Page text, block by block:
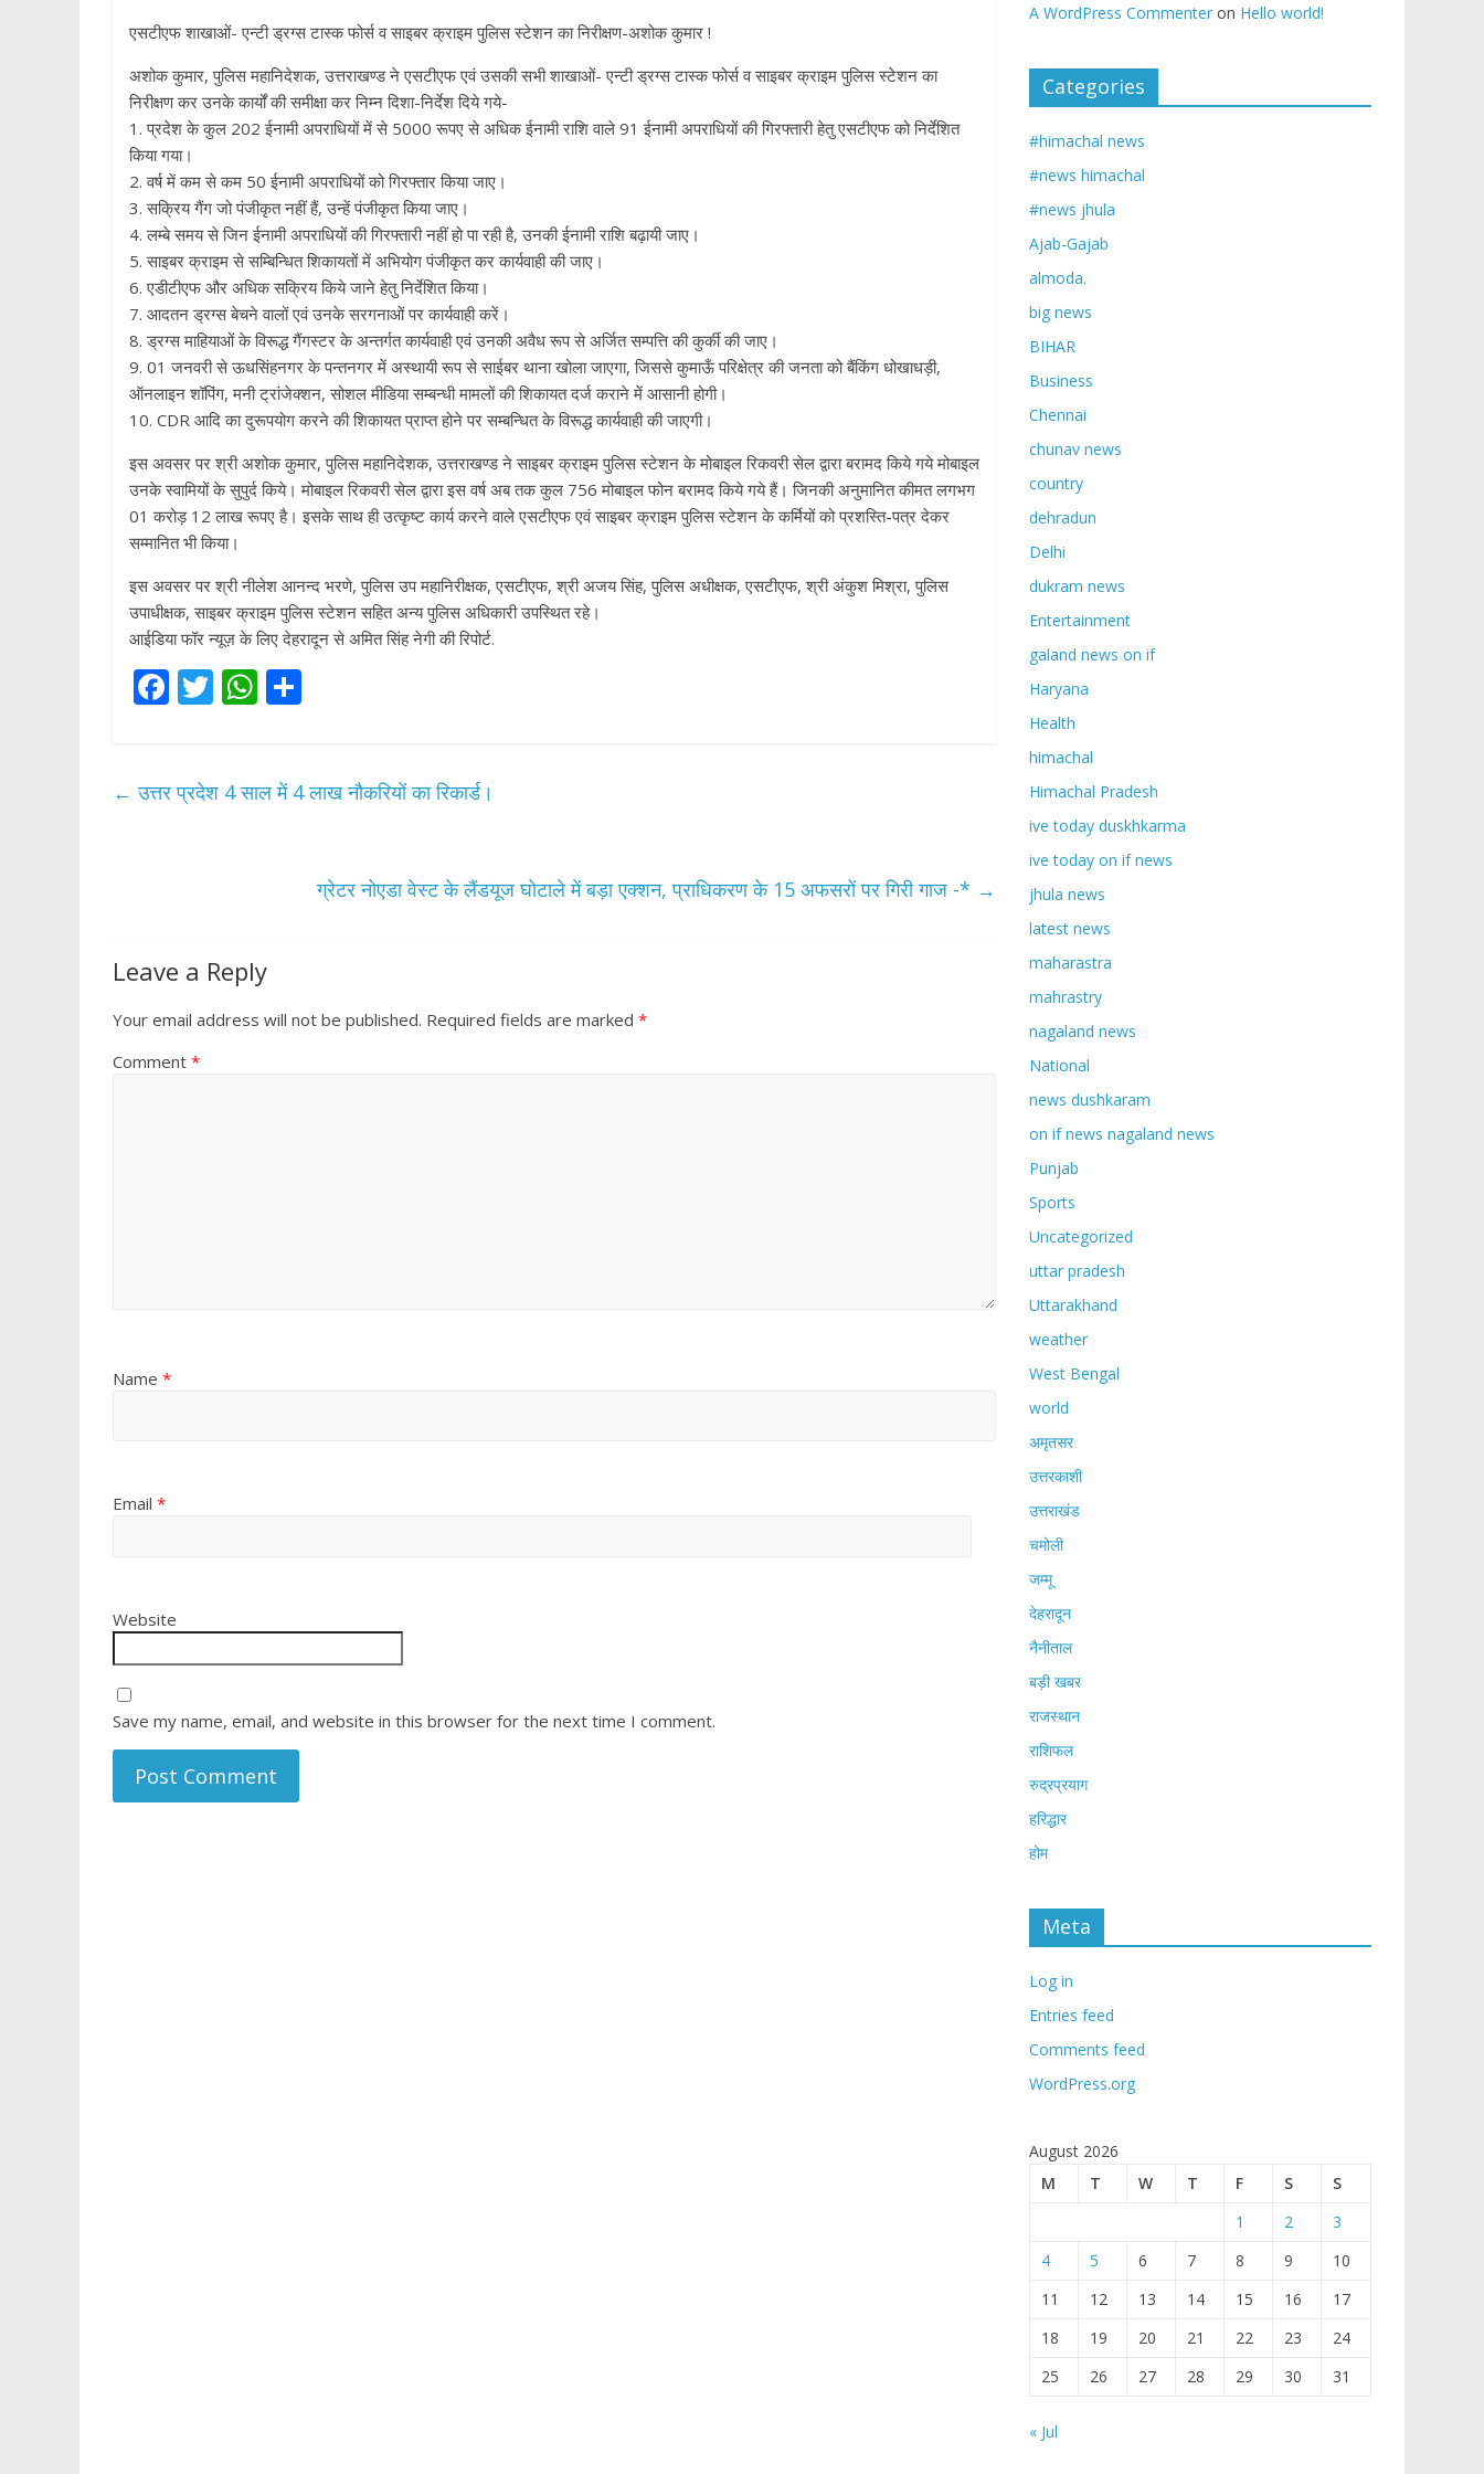
एसटीएफ शाखाओं- एन्टी ड्रग्स टास्क फोर्स व साइबर क्राइम पुलिस स्टेशन का निरीक्षण-अशोक कुमार !
अशोक कुमार, पुलिस महानिदेशक, उत्तराखण्ड ने एसटीएफ एवं उसकी सभी शाखाओं- एन्टी ड्रग्स टास्क फोर्स व साइबर क्राइम पुलिस स्टेशन का
निरीक्षण कर उनके कार्यों की समीक्षा कर निम्न दिशा-निर्देश दिये गये-
1. प्रदेश के कुल 202 ईनामी अपराधियों में से 5000 रूपए से अधिक ईनामी राशि वाले 91 ईनामी अपराधियों की गिरफ्तारी हेतु एसटीएफ को निर्देशित
किया गया।
2. वर्ष में कम से कम 50 ईनामी अपराधियों को गिरफ्तार किया जाए।
3. सक्रिय गैंग जो पंजीकृत नहीं हैं, उन्हें पंजीकृत किया जाए।
4. लम्बे समय से जिन ईनामी अपराधियों की गिरफ्तारी नहीं हो पा रही है, उनकी ईनामी राशि बढ़ायी जाए।
5. साइबर क्राइम से सम्बिन्धित शिकायतों में अभियोग पंजीकृत कर कार्यवाही की जाए।
6. एडीटीएफ और अधिक सक्रिय किये जाने हेतु निर्देशित किया।
7. आदतन ड्रग्स बेचने वालों एवं उनके सरगनाओं पर कार्यवाही करें।
8. ड्रग्स माहियाओं के विरूद्ध गैंगस्टर के अन्तर्गत कार्यवाही एवं उनकी अवैध रूप से अर्जित सम्पत्ति की कुर्की की जाए।
9. 01 जनवरी से ऊधसिंहनगर के पन्तनगर में अस्थायी रूप से साईबर थाना खोला जाएगा, जिससे कुमाऊँ परिक्षेत्र की जनता को बैंकिंग धोखाधड़ी,
ऑनलाइन शॉपिंग, मनी ट्रांजेक्शन, सोशल मीडिया सम्बन्धी मामलों की शिकायत दर्ज कराने में आसानी होगी।
10. CDR आदि का दुरूपयोग करने की शिकायत प्राप्त होने पर सम्बन्धित के विरूद्ध कार्यवाही की जाएगी।
इस अवसर पर श्री अशोक कुमार, पुलिस महानिदेशक, उत्तराखण्ड ने साइबर क्राइम पुलिस स्टेशन के मोबाइल रिकवरी सेल द्वारा बरामद किये गये मोबाइल
उनके स्वामियों के सुपुर्द किये। मोबाइल रिकवरी सेल द्वारा इस वर्ष अब तक कुल 756 मोबाइल फोन बरामद किये गये हैं। जिनकी अनुमानित कीमत लगभग
01 करोड़ 12 लाख रूपए है। इसके साथ ही उत्कृष्ट कार्य करने वाले एसटीएफ एवं साइबर क्राइम पुलिस स्टेशन के कर्मियों को प्रशस्ति-पत्र देकर
सम्मानित भी किया।
इस अवसर पर श्री नीलेश आनन्द भरणे, पुलिस उप महानिरीक्षक, एसटीएफ, श्री अजय सिंह, पुलिस अधीक्षक, एसटीएफ, श्री अंकुश मिश्रा, पुलिस
उपाधीक्षक, साइबर क्राइम पुलिस स्टेशन सहित अन्य पुलिस अधिकारी उपस्थित रहे।
आईडिया फॉर न्यूज़ के लिए देहरादून से अमित सिंह नेगी की रिपोर्ट.
F
b
T
er
W
s e
← उत्तर प्रदेश 4 साल में 4 लाख नौकरियों का रिकार्ड।
ग्रेटर नोएडा वेस्ट के लैंडयूज घोटाले में बड़ा एक्शन, प्राधिकरण के 15 अफसरों पर गिरी गाज -* →
Leave a Reply
Your email address will not be published. Required fields are marked *
Comment *
Name *
Email *
Website
Save my name, email, and website in this browser for the next time I comment.
A WordPress Commenter on Hello world!
Categories
#himachal news
#news himachal
#news jhula
Ajab-Gajab
almoda.
big news
BIHAR
Business
Chennai
chunav news
country
dehradun
Delhi
dukram news
Entertainment
galand news on if
Haryana
Health
himachal
Himachal Pradesh
ive today duskhkarma
ive today on if news
jhula news
latest news
maharastra
mahrastry
nagaland news
National
news dushkaram
on if news nagaland news
Punjab
Sports
Uncategorized
uttar pradesh
Uttarakhand
weather
West Bengal
world
अमृतसर
उत्तरकाशी
उत्तराखंड
चमोली
जम्मू
देहरादून
नैनीताल
बड़ी खबर
राजस्थान
राशिफल
रुद्रप्रयाग
हरिद्धार
होम
Meta
Log in
Entries feed
Comments feed
WordPress.org
August 2026
M
T W T F S
S
1
2
3
4
5 6 7 8 9
10
11
12 13 14 15 16
17
18
19 20 21 22 23
24
25
26 27 28 29 30 31
« Jul